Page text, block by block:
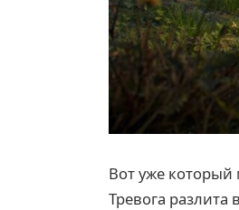
Вот уже который
Тревога разлита